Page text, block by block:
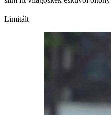
Limitált